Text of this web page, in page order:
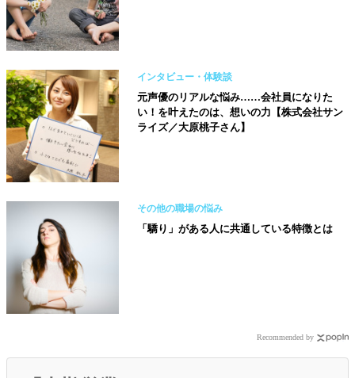
インタビュー・体験談
元声優のリアルな悩み……会社員になりた
い！を叶えたのは、想いの力【株式会社サン
ライズ／大原桃子さん】
その他の職場の悩み
「驕り」がある人に共通している特徴とは
Recommended by